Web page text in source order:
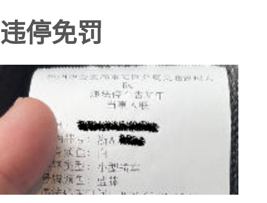
违停免罚